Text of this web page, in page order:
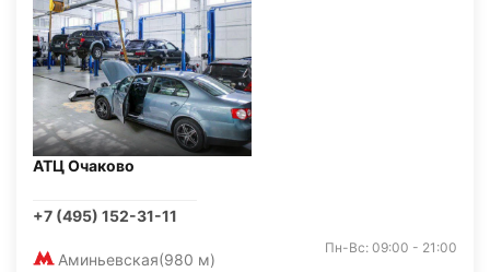
АТЦ Очаково
+7 (495) 152-31-11
Аминьевская(980 м)
Пн-Вс: 09:00 - 21:00